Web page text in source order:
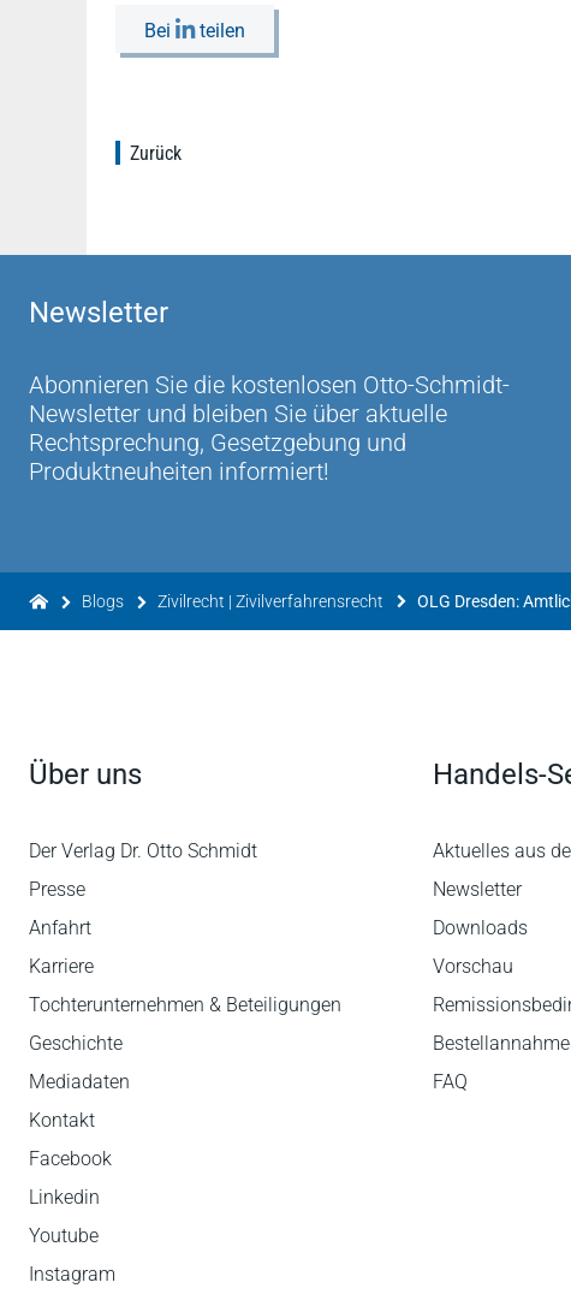
Bei teilen
Zurück
Newsletter
Abonnieren Sie die kostenlosen Otto-Schmidt-
Newsletter und bleiben Sie über aktuelle
Rechtsprechung, Gesetzgebung und
Produktneuheiten informiert!
Blogs Zivilrecht | Zivilverfahrensrecht
Über uns
Der Verlag Dr. Otto Schmidt
Presse
Anfahrt
Karriere
Tochterunternehmen & Beteiligungen
Geschichte
Mediadaten
Kontakt
Facebook
Linkedin
Youtube
Instagram
Handels-
Aktuelles aus
Newsletter
Downloads
Vorschau
Bestellannahme
FAQ